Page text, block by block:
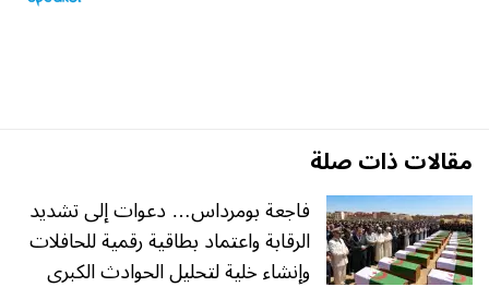
مقالات ذات صلة
فاجعة بومرداس… دعوات إلى تشديد
الرقابة واعتماد بطاقية رقمية للحافلات
وإنشاء خلية لتحليل الحوادث الكبرى